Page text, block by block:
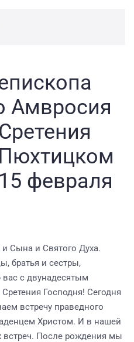
Амвросия
февраля
Сына и Святого Духа.
братья и сестры,
с двунадесятым
Господня! Сегодня
встречу праведного
Христом. И в нашей
После рождения мы